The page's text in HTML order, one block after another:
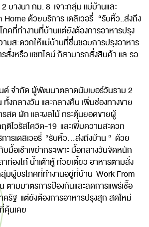
บางนา กม. 8 เจาะกลุ่ม แม่บ้านและ
ด้วยบริการ เดลิเวอรี่ “รับหิ้ว..ส่งถึง
คที่ทำงานที่บ้านแต่ยังต้องการอาหารปรุง
มสะดวกให้แม่บ้านที่ชื่นชอบการปรุงอาหาร
รสั่งหรือ แชทไลน์ ก็สามารถสั่งสินค้า และรอ
ด์ จำกัด ผู้พัฒนาตลาดนัมเบอร์วันราม 2
งกลางวัน และกลางคืน เพิ่มช่องทางขาย
รสด ผัก และผลไม้ กระตุ้นยอดขายผู้
ติไวรัสโควิด-19 และเพิ่มความสะดวก
ารเดลิเวอรี่ “รับหิ้ว...ส่งถึงบ้าน “ ด้วย
มื้อเช้าเขย่ากระเพาะ มื้อกลางวันจัดหนัก
ท่องโก๋ น้ำเต้าหู้ ก๋วยเตี๋ยว อาหารตามสั่ง
ลุ่มผู้บริโภคที่ทำงานอยู่ที่บ้าน Work From
ามมาตรการป้องกันและลดการแพร่เชื้อ
ครัฐ แต่ยังต้องการอาหารปรุงสุก สดใหม่
คุ้นเคย